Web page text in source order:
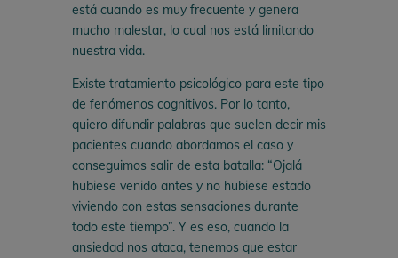
está cuando es muy frecuente y genera
mucho malestar, lo cual nos está limitando
nuestra vida.
Existe tratamiento psicológico para este tipo
de fenómenos cognitivos. Por lo tanto,
quiero difundir palabras que suelen decir mis
pacientes cuando abordamos el caso y
conseguimos salir de esta batalla: “Ojalá
hubiese venido antes y no hubiese estado
viviendo con estas sensaciones durante
todo este tiempo”. Y es eso, cuando la
ansiedad nos ataca, tenemos que estar